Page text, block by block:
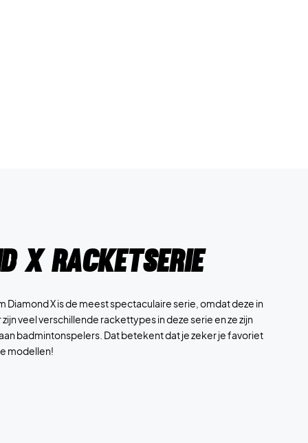
X racketserie
Diamond X is de meest spectaculaire serie, omdat deze in
veel verschillende rackettypes in deze serie en ze zijn
badmintonspelers. Dat betekent dat je zeker je favoriet
modellen!